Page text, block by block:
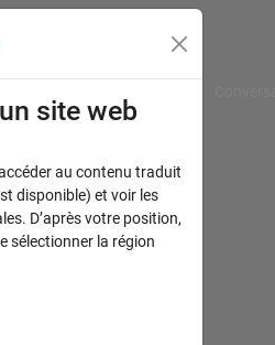
site web
au contenu traduit
disponible) et voir les
D’après votre position,
sélectionner la région